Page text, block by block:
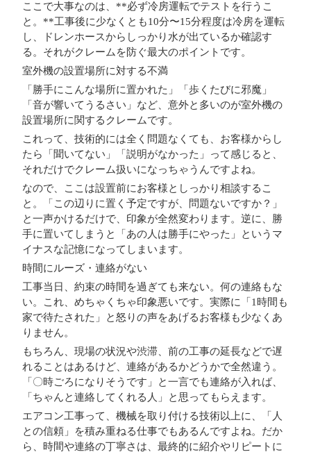
ここで大事なのは、**必ず冷房運転でテストを行うこ
と。**工事後に少なくとも10分〜15分程度は冷房を運転
し、ドレンホースからしっかり水が出ているか確認す
る。それがクレームを防ぐ最大のポイントです。
室外機の設置場所に対する不満
「勝手にこんな場所に置かれた」「歩くたびに邪魔」
「音が響いてうるさい」など、意外と多いのが室外機の
設置場所に関するクレームです。
これって、技術的には全く問題なくても、お客様からし
たら「聞いてない」「説明がなかった」って感じると、
それだけでクレーム扱いになっちゃうんですよね。
なので、ここは設置前にお客様としっかり相談するこ
と。
「この辺りに置く予定ですが、問題ないですか？」
と一声かけるだけで、印象が全然変わります。逆に、勝
手に置いてしまうと「あの人は勝手にやった」というマ
イナスな記憶になってしまいます。
時間にルーズ・連絡がない
工事当日、約束の時間を過ぎても来ない。何の連絡もな
い。これ、めちゃくちゃ印象悪いです。実際に「1時間も
家で待たされた」と怒りの声をあげるお客様も少なくあ
りません。
もちろん、現場の状況や渋滞、前の工事の延長などで遅
れることはあるけど、連絡があるかどうかで全然違う。
「〇時ごろになりそうです」と一言でも連絡が入れば、
「ちゃんと連絡してくれる人」と思ってもらえます。
エアコン工事って、機械を取り付ける技術以上に、「人
との信頼」を積み重ねる仕事でもあるんですよね。だか
ら、 時間や連絡の丁寧さは、最終的に紹介やリピートに